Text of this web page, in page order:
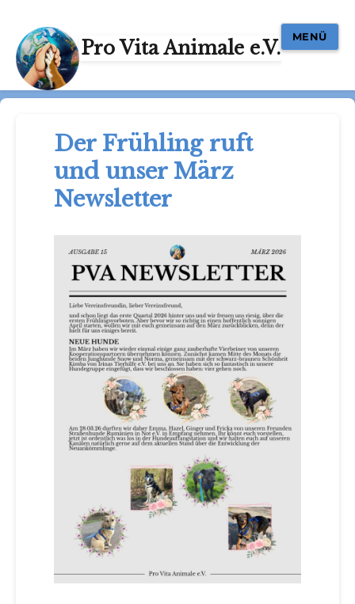
Pro Vita Animale e.V.
MENÜ
Der Frühling ruft
und unser März
Newsletter